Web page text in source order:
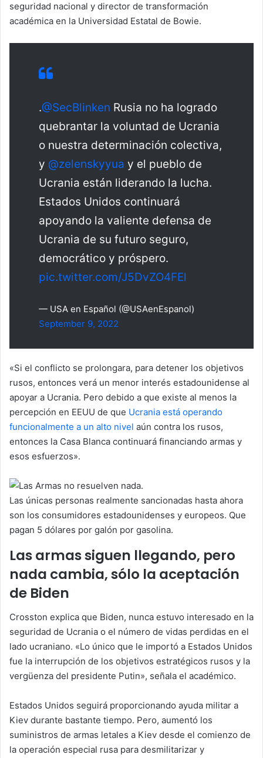
seguridad nacional y director de transformación
académica en la Universidad Estatal de Bowie.
.@SecBlinken Rusia no ha logrado
quebrantar la voluntad de Ucrania
o nuestra determinación colectiva,
y @zelenskyyua y el pueblo de
Ucrania están liderando la lucha.
Estados Unidos continuará
apoyando la valiente defensa de
Ucrania de su futuro seguro,
democrático y próspero.
pic.twitter.com/J5DvZO4FEl
— USA en Español (@USAenEspanol)
September 9, 2022
«Si el conflicto se prolongara, para detener los objetivos
rusos, entonces verá un menor interés estadounidense al
apoyar a Ucrania. Pero debido a que existe al menos la
percepción en EEUU de que Ucrania está operando
funcionalmente a un alto nivel aún contra los rusos,
entonces la Casa Blanca continuará financiando armas y
esos esfuerzos».
Las únicas personas realmente sancionadas hasta ahora
son los consumidores estadounidenses y europeos. Que
pagan 5 dólares por galón por gasolina.
Las armas siguen llegando, pero
nada cambia, sólo la aceptación
de Biden
Crosston explica que Biden, nunca estuvo interesado en la
seguridad de Ucrania o el número de vidas perdidas en el
lado ucraniano. «Lo único que le importó a Estados Unidos
fue la interrupción de los objetivos estratégicos rusos y la
vergüenza del presidente Putin», señala el académico.
Estados Unidos seguirá proporcionando ayuda militar a
Kiev durante bastante tiempo. Pero, aumentó los
suministros de armas letales a Kiev desde el comienzo de
la operación especial rusa para desmilitarizar y